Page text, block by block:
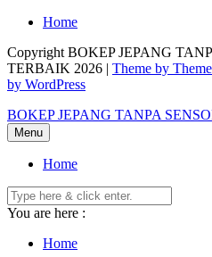
Skip
content
Home
Copyright BOKEP JEPANG
TERBAIK 2026 | Theme by
by WordPress
BOKEP JEPANG TANPA
Menu
Home
You are here :
Home